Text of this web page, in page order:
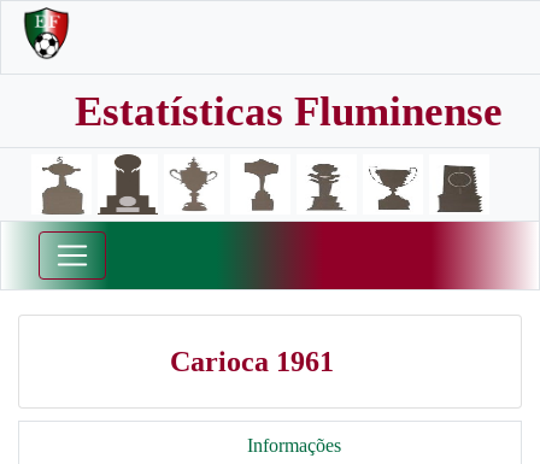
Estatísticas Fluminense
Carioca 1961
Informações